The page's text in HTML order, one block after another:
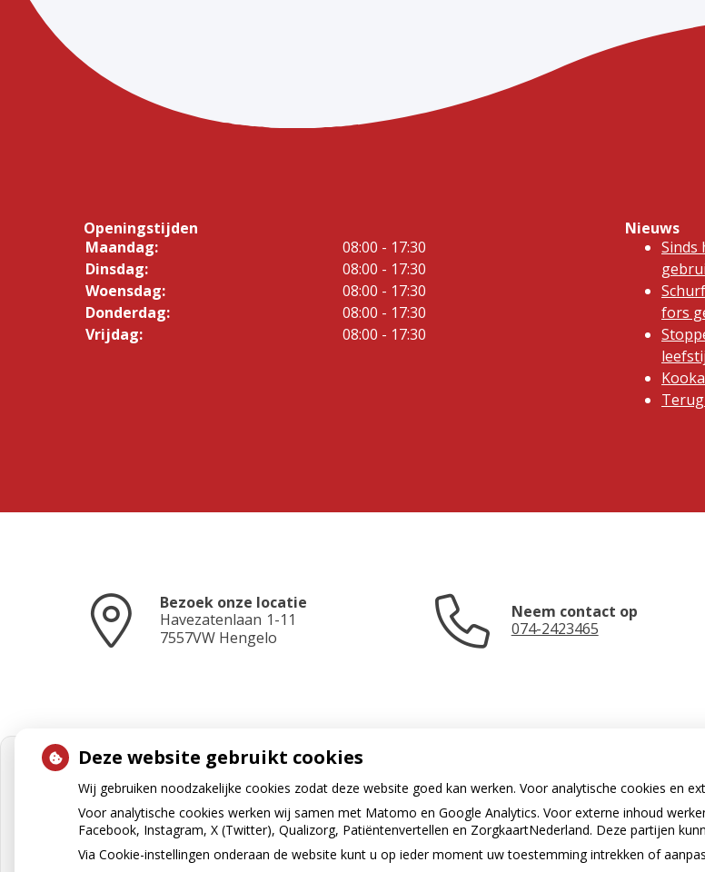
Openingstijden
Maandag:
08:00 - 17:30
Dinsdag:
08:00 - 17:30
Woensdag:
08:00 - 17:30
Donderdag:
08:00 - 17:30
Vrijdag:
08:00 - 17:30
Nieuws
Sinds
fors
Bezoek onze locatie
Havezatenlaan 1-11
7557VW Hengelo
Neem contact op
074-2423465
U heeft geen toestemming
voorexterne inhoud die nodig is
dit te zien.
Deze website gebruikt cookies
Wij gebruiken noodzakelijke cookies zodat deze website goed kan werken. Voor analytische cookies en
Voor analytische cookies werken wij samen met Matomo en Google Analytics. Voor externe inhoud
Facebook, Instagram, X (Twitter), Qualizorg, Patiëntenvertellen en ZorgkaartNederland. Deze partijen
Via Cookie-instellingen onderaan de website kunt u op ieder moment uw toestemming intrekken of